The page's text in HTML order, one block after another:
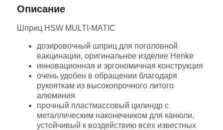
Описание
Шприц HSW MULTI-MATIC
дозировочный шприц для поголовной
вакцинации, оригинальное изделие Henke
инновационная и эргономичная конструкция
очень удобен в обращении благодаря
рукояткам из высокопрочного литого
алюминия
прочный пластмассовый цилиндр с
металлическим наконечником для канюли,
устойчивый к воздействию всех известных